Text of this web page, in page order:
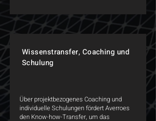
Wissenstransfer, Coaching und
Schulung
Über projektbezogenes Coaching und
individuelle Schulungen fördert Averroes
den Know-how-Transfer, um das